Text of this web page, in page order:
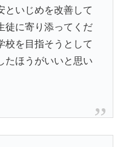
といじめを改善して
徒に寄り添ってくだ
校を目指そうとして
たほうがいいと思い